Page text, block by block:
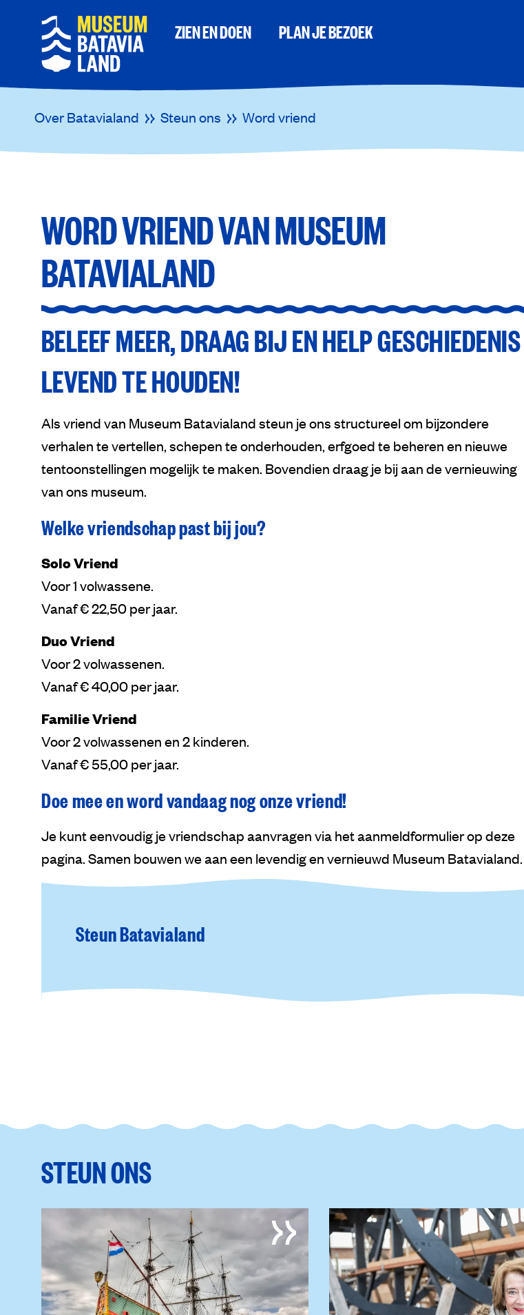
ZIEN EN DOEN PLAN JE BEZOEK
Over Batavialand Steun ons Word vriend
WORD VRIEND VAN MUSEUM
BATAVIALAND
BELEEF MEER, DRAAG BIJ EN HELP GESCHIEDENIS
LEVEND TE HOUDEN!
Als vriend van Museum Batavialand steun je ons structureel om bijzondere
verhalen te vertellen, schepen te onderhouden, erfgoed te beheren en nieuwe
tentoonstellingen mogelijk te maken. Bovendien draag je bij aan de vernieuwing
van ons museum.
Welke vriendschap past bij jou?
Solo Vriend
Voor 1 volwassene.
Vanaf € 22,50 per jaar.
Duo Vriend
Voor 2 volwassenen.
Vanaf € 40,00 per jaar.
Familie Vriend
Voor 2 volwassenen en 2 kinderen.
Vanaf € 55,00 per jaar.
Doe mee en word vandaag nog onze vriend!
Je kunt eenvoudig je vriendschap aanvragen via het aanmeldformulier op deze
pagina. Samen bouwen we aan een levendig en vernieuwd Museum Batavialand.
Steun Batavialand
STEUN ONS